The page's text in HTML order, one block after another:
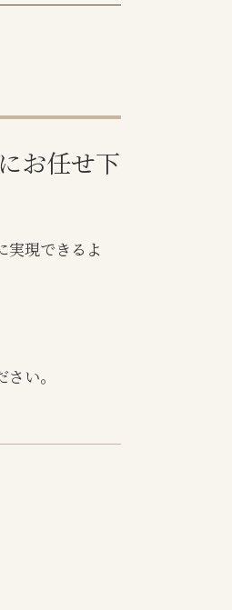
お任せ下
実現できるよ
い。